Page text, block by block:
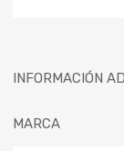
INFORMACIÓN
MARCA